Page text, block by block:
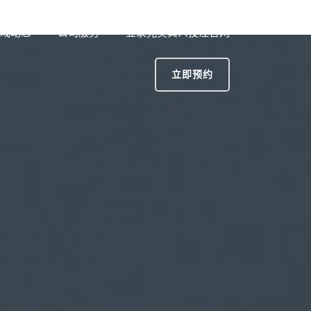
动态 公司服务 登录完美真人投注官网
立即预约